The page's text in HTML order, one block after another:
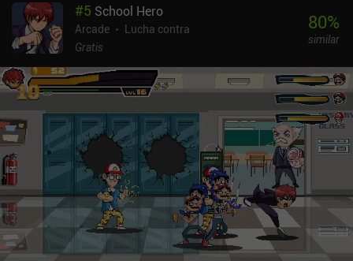
#5 School Hero
Arcade
Lucha contra
Gratis
80%
similar